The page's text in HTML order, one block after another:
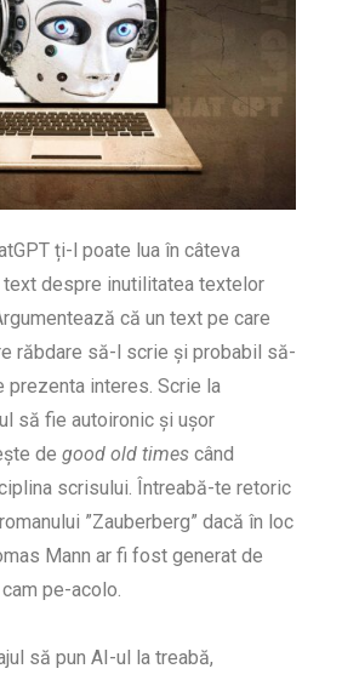
ți-l poate lua în câteva
text despre inutilitatea textelor
că un text pe care
răbdare să-l scrie și probabil să-
prezenta interes. Scrie la
să fie autoironic și ușor
de good old times când
scrisului. Întreabă-te retoric
”Zauberberg” dacă în loc
Mann ar fi fost generat de
pe-acolo.
să pun AI-ul la treabă,